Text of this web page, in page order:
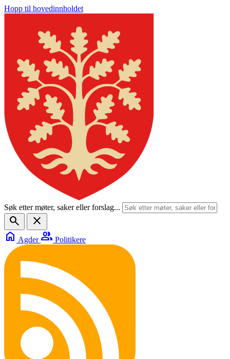
Hopp til hovedinnholdet
Søk etter møter, saker eller forslag...
search
close
home Agder group Politikere